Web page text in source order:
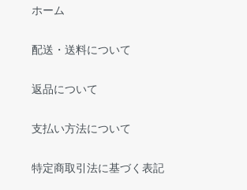
ホーム
配送・送料について
返品について
支払い方法について
特定商取引法に基づく表記